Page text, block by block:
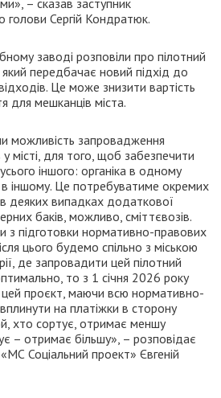
– сказав заступник
голови Сергій Кондратюк.
заводі розповіли про пілотний
передбачає новий підхід до
Це може знизити вартість
для мешканців міста.
можливість запровадження
місті, для того, щоб забезпечити
іншого: органіка в одному
в іншому. Це потребуватиме окремих
деяких випадках додаткової
баків, можливо, сміттєвозів.
з підготовки нормативно-правових
цього будемо спільно з міською
де запровадити цей пілотний
то з 1 січня 2026 року
проєкт, маючи всю нормативно-
на платіжки в сторону
хто сортує, отримає меншу
– отримає більшу», – розповідає
Соціальний проект» Євгеній